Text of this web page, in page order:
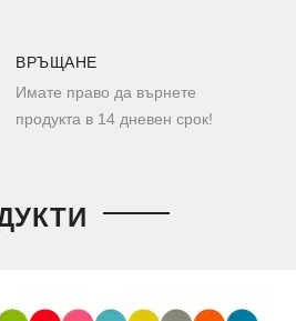
ВРЪЩАНЕ
Имате право да върнете
продукта в 14 дневен срок!